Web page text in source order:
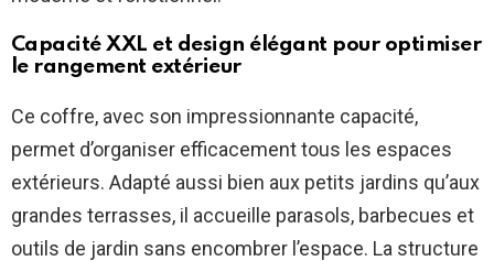
Capacité XXL et design élégant pour optimiser
le rangement extérieur
Ce coffre, avec son impressionnante capacité,
permet d’organiser efficacement tous les espaces
extérieurs. Adapté aussi bien aux petits jardins qu’aux
grandes terrasses, il accueille parasols, barbecues et
outils de jardin sans encombrer l’espace. La structure